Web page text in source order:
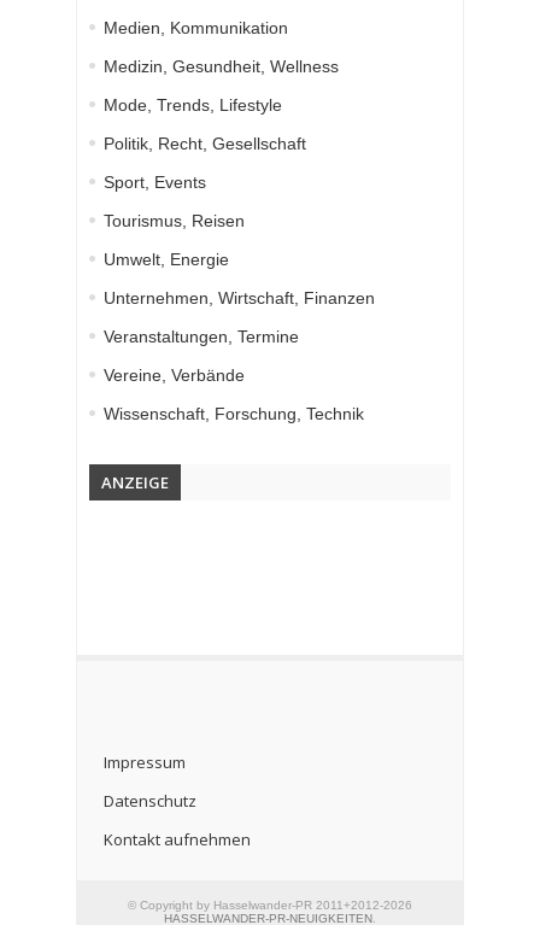
Medien, Kommunikation
Medizin, Gesundheit, Wellness
Mode, Trends, Lifestyle
Politik, Recht, Gesellschaft
Sport, Events
Tourismus, Reisen
Umwelt, Energie
Unternehmen, Wirtschaft, Finanzen
Veranstaltungen, Termine
Vereine, Verbände
Wissenschaft, Forschung, Technik
ANZEIGE
Impressum
Datenschutz
Kontakt aufnehmen
© Copyright by Hasselwander-PR 2011+2012-2026
HASSELWANDER-PR-NEUIGKEITEN.